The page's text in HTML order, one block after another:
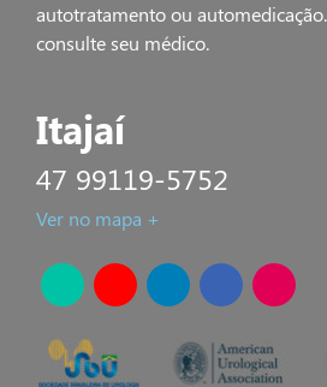
autotratamento ou
consulte seu médico.
Itajaí
47 99119-5752
Ver no mapa +